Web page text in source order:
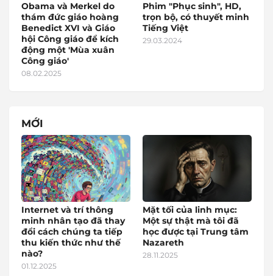
Obama và Merkel do
thám đức giáo hoàng
Benedict XVI và Giáo
hội Công giáo để kích
động một 'Mùa xuân
Công giáo'
08.02.2025
Phim "Phục sinh", HD,
trọn bộ, có thuyết minh
Tiếng Việt
29.03.2024
MỚI
Internet và trí thông
minh nhân tạo đã thay
đổi cách chúng ta tiếp
thu kiến thức như thế
nào?
01.12.2025
Mặt tối của linh mục:
Một sự thật mà tôi đã
học được tại Trung tâm
Nazareth
28.11.2025